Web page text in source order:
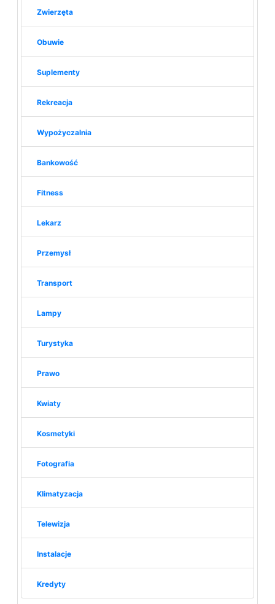
Zwierzęta
Obuwie
Suplementy
Rekreacja
Wypożyczalnia
Bankowość
Fitness
Lekarz
Przemysł
Transport
Lampy
Turystyka
Prawo
Kwiaty
Kosmetyki
Fotografia
Klimatyzacja
Telewizja
Instalacje
Kredyty